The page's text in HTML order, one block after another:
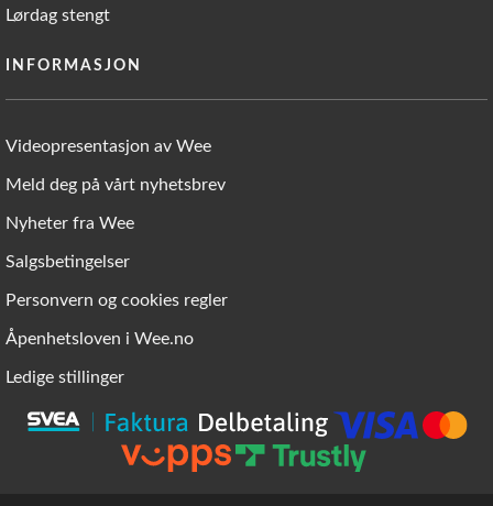
Lørdag stengt
INFORMASJON
Videopresentasjon av Wee
Meld deg på vårt nyhetsbrev
Nyheter fra Wee
Salgsbetingelser
Personvern og cookies regler
Åpenhetsloven i Wee.no
Ledige stillinger